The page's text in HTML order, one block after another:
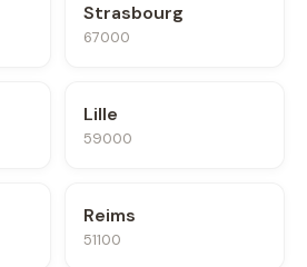
Strasbourg
67000
Lille
59000
Reims
51100